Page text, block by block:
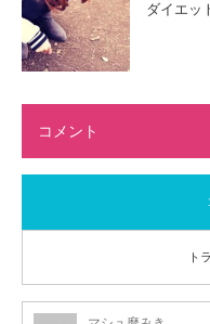
ダイエッ
コメント
ト